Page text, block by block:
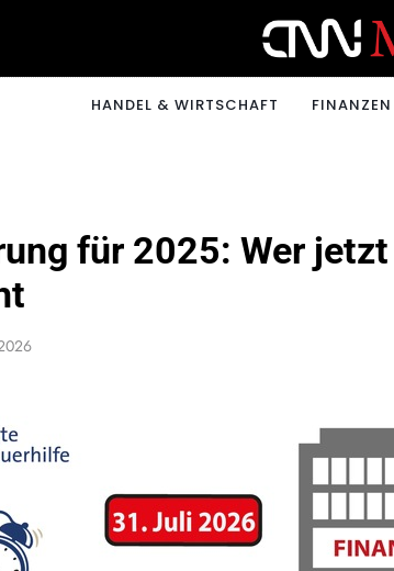
HANDEL & WIRTSCHAFT FINANZEN
für 2025: Wer